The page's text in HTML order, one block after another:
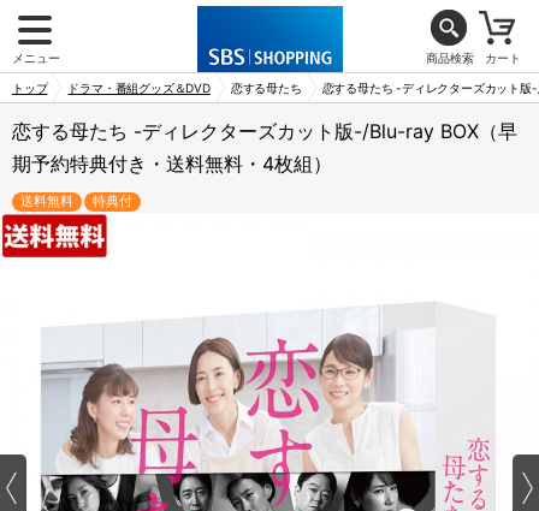
メニュー 商品検索 カート
トップ ドラマ・番組グッズ＆DVD 恋する母たち 恋する母たち -ディレクターズカット
恋する母たち -ディレクターズカット版-/Blu-ray BOX（早
期予約特典付き・送料無料・4枚組）
送料無料 特典付